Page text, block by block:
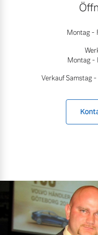
Montag -
Montag -
Verkauf Samstag